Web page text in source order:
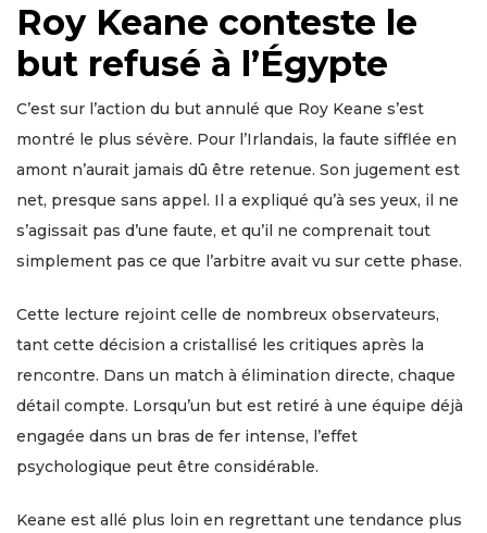
Roy Keane conteste le
but refusé à l’Égypte
C’est sur l’action du but annulé que Roy Keane s’est
montré le plus sévère. Pour l’Irlandais, la faute sifflée en
amont n’aurait jamais dû être retenue. Son jugement est
net, presque sans appel. Il a expliqué qu’à ses yeux, il ne
s’agissait pas d’une faute, et qu’il ne comprenait tout
simplement pas ce que l’arbitre avait vu sur cette phase.
Cette lecture rejoint celle de nombreux observateurs,
tant cette décision a cristallisé les critiques après la
rencontre. Dans un match à élimination directe, chaque
détail compte. Lorsqu’un but est retiré à une équipe déjà
engagée dans un bras de fer intense, l’effet
psychologique peut être considérable.
Keane est allé plus loin en regrettant une tendance plus